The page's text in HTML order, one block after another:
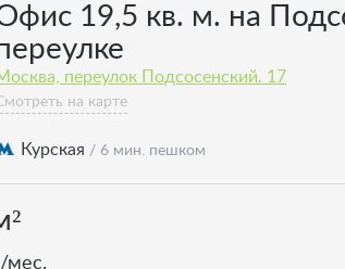
19,5 кв. м. на
переулок Подсосенский. 17
на карте
Курская / 6 мин. пешком
мес.